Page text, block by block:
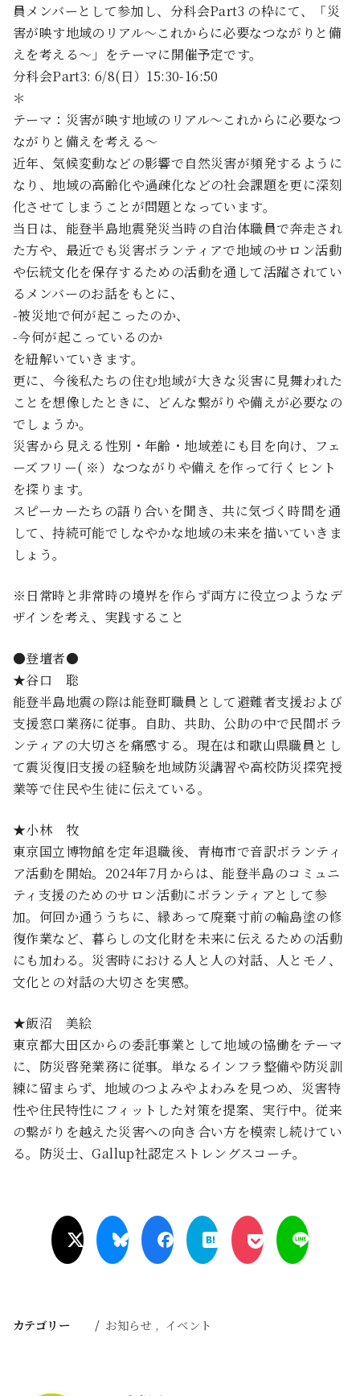
員メンバーとして参加し、分科会Part3 の枠にて、「災
害が映す地域のリアル～これからに必要なつながりと備
えを考える～」をテーマに開催予定です。
分科会Part3: 6/8(日）15:30-16:50
＊
テーマ：災害が映す地域のリアル～これからに必要なつ
ながりと備えを考える～
近年、気候変動などの影響で自然災害が頻発するように
なり、地域の高齢化や過疎化などの社会課題を更に深刻
化させてしまうことが問題となっています。
当日は、能登半島地震発災当時の自治体職員で奔走され
た方や、最近でも災害ボランティアで地域のサロン活動
や伝統文化を保存するための活動を通して活躍されてい
るメンバーのお話をもとに、
-被災地で何が起こったのか、
-今何が起こっているのか
を紐解いていきます。
更に、今後私たちの住む地域が大きな災害に見舞われた
ことを想像したときに、どんな繋がりや備えが必要なの
でしょうか。
災害から見える性別・年齢・地域差にも目を向け、フェ
ーズフリー( ※）なつながりや備えを作って行くヒント
を探ります。
スピーカーたちの語り合いを聞き、共に気づく時間を通
して、持続可能でしなやかな地域の未来を描いていきま
しょう。
※日常時と非常時の境界を作らず両方に役立つようなデ
ザインを考え、実践すること
●登壇者●
★谷口 聡
能登半島地震の際は能登町職員として避難者支援および
支援窓口業務に従事。自助、共助、公助の中で民間ボラ
ンティアの大切さを痛感する。現在は和歌山県職員とし
て震災復旧支援の経験を地域防災講習や高校防災探究授
業等で住民や生徒に伝えている。
★小林 牧
東京国立博物館を定年退職後、青梅市で音訳ボランティ
ア活動を開始。2024年7月からは、能登半島のコミュニ
ティ支援のためのサロン活動にボランティアとして参
加。何回か通ううちに、縁あって廃棄寸前の輪島塗の修
復作業など、暮らしの文化財を未来に伝えるための活動
にも加わる。災害時における人と人の対話、人とモノ、
文化との対話の大切さを実感。
★飯沼 美絵
東京都大田区からの委託事業として地域の協働をテーマ
に、防災啓発業務に従事。単なるインフラ整備や防災訓
練に留まらず、地域のつよみやよわみを見つめ、災害特
性や住民特性にフィットした対策を提案、実行中。従来
の繋がりを越えた災害への向き合い方を模索し続けてい
る。防災士、Gallup社認定ストレングスコーチ。
カテゴリー お知らせ イベント